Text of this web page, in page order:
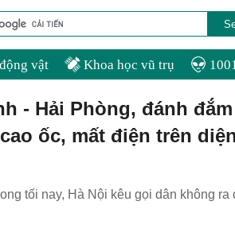
vật Khoa học vũ trụ
- Hải Phòng, đánh
ốc, mất điện trên
tối nay, Hà Nội kêu gọi dân không